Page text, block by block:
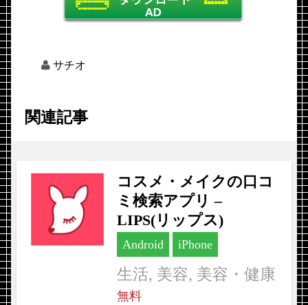
サチオ
関連記事
コスメ・メイクの口コ
ミ検索アプリ –
LIPS(リップス)
Android iPhone
生活, 美容, 美容・健康
無料